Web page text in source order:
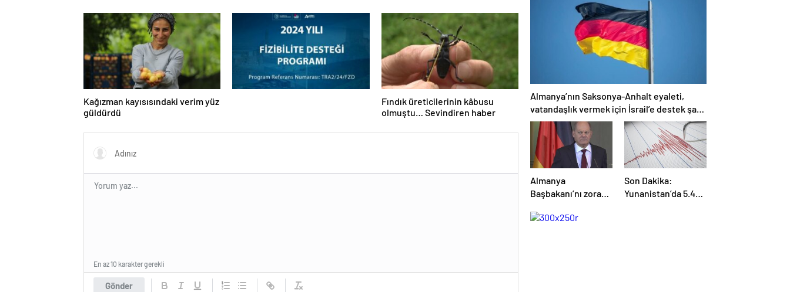
alacak’…
Kağızman kayısısındaki verim yüz
güldürdü
Fındık üreticilerinin kâbusu
olmuştu… Sevindiren haber
Gönder
En az 10 karakter gerekli
dolup taşıyor
şirket de var
Almanya’nın Saksonya-Anhalt eyaleti,
vatandaşlık vermek için İsrail’e destek şartı
isteyecek
Almanya
Başbakanı’nı zora
esnada verdiği
Son Dakika:
Yunanistan’da 5.4